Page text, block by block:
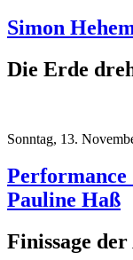
Simon
Die Erde
Sonntag, 13.
Pauline Haß
Finissage